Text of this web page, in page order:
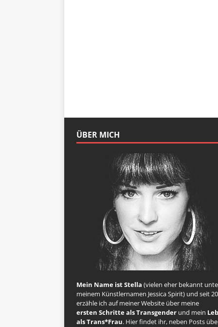
ÜBER MICH
Mein Name ist Stella (vielen eher bekannt
meinem Künstlernamen Jessica Spirit) und seit
erzähle ich auf meiner Website über meine
ersten Schritte als Transgender und mein
als Trans*Frau. Hier findet ihr, neben Posts